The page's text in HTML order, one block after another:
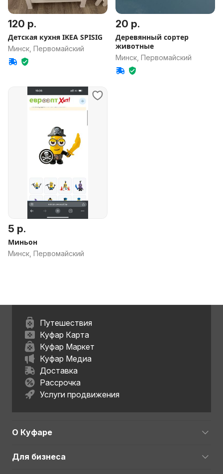
120 р.
Детская кухня IKEA SPISIG
Минск, Первомайский
20 р.
Деревянный сортер
животные
Минск, Первомайский
5 р.
Миньон
Минск, Первомайский
Путешествия
Куфар Карта
Куфар Маркет
Куфар Медиа
Доставка
Рассрочка
Услуги продвижения
О Куфаре
Для бизнеса